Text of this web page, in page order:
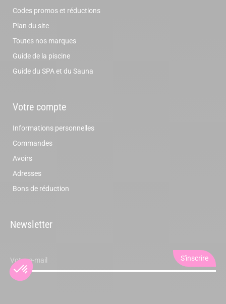
Codes promos et réductions
Plan du site
Toutes nos marques
Guide de la piscine
Guide du SPA et du Sauna
Votre compte
Informations personnelles
Commandes
Avoirs
Adresses
Bons de réduction
Newsletter